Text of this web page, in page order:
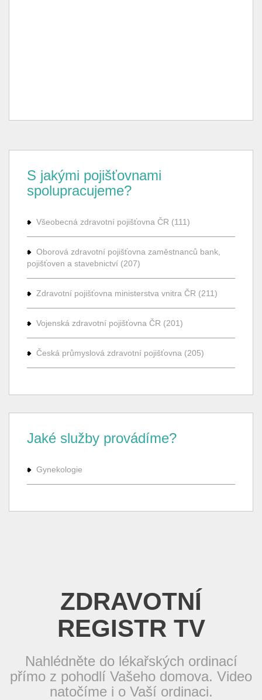
S jakými pojišťovnami
spolupracujeme?
Všeobecná zdravotní pojišťovna ČR (111)
Oborová zdravotní pojišťovna zaměstnanců bank,
pojišťoven a stavebnictví (207)
Zdravotní pojišťovna ministerstva vnitra ČR (211)
Vojenská zdravotní pojišťovna ČR (201)
Česká průmyslová zdravotní pojišťovna (205)
Jaké služby provádíme?
Gynekologie
ZDRAVOTNÍ
REGISTR TV
Nahlédněte do lékařských ordinací
přímo z pohodlí Vašeho domova. Video
natočíme i o Vaší ordinaci.